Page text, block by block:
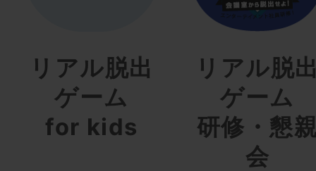
リアル脱出
ゲーム
for kids
リアル脱
ゲーム
研修・懇
会